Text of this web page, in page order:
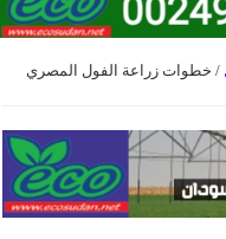
/ خطوات زراعة الفول المصري